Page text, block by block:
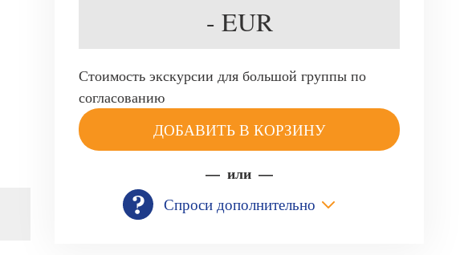
- EUR
Стоимость экскурсии для большой группы по
согласованию
ДОБАВИТЬ В КОРЗИНУ
или
Спроси дополнительно